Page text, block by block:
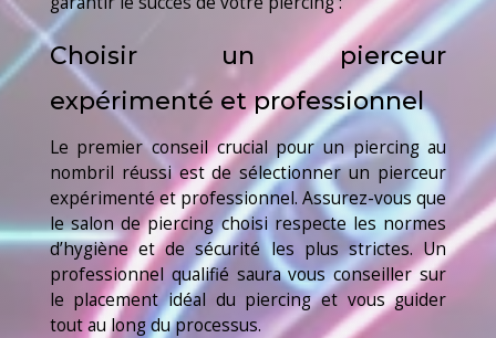
Choisir un pierceur
expérimenté et professionnel
Le premier conseil crucial pour un piercing au
nombril réussi est de sélectionner un pierceur
expérimenté et professionnel. Assurez-vous que
le salon de piercing choisi respecte les normes
d’hygiène et de sécurité les plus strictes. Un
professionnel qualifié saura vous conseiller sur
le placement idéal du piercing et vous guider
tout au long du processus.